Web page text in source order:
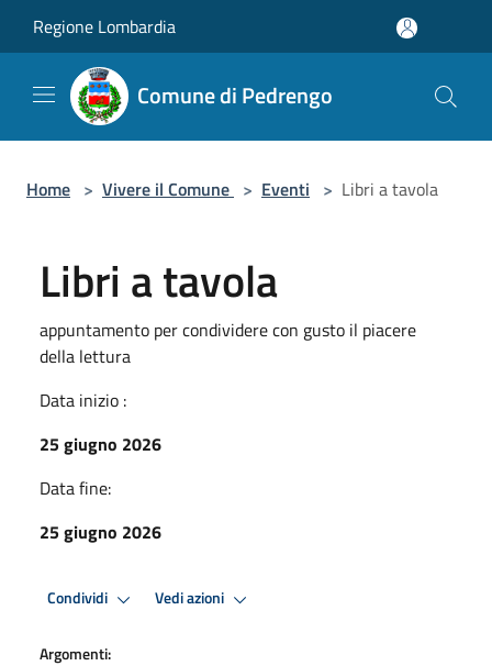
Regione Lombardia
Comune di Pedrengo
Home > Vivere il Comune > Eventi > Libri a tavola
Libri a tavola
appuntamento per condividere con gusto il piacere
della lettura
Data inizio :
25 giugno 2026
Data fine:
25 giugno 2026
Condividi Vedi azioni
Argomenti: